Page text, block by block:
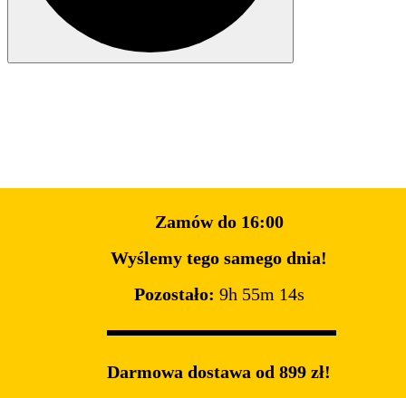
Zamów do 16:00
Wyślemy tego samego dnia!
Pozostało: 9h 55m 13s
Darmowa dostawa od 899 zł!